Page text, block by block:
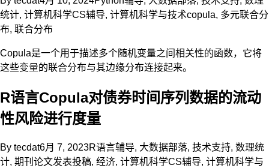
统计, 计算机科学CS辅导, 计算机科学与技术copula, 多元联合分
布, 联合分布
Copula是一个用于描述多个随机变量之间相关性的函数，它将
这些变量的联合分布与其边缘分布连接起来。
R语言Copula对债券时间序列数据的流动
性风险进行度量
By tecdat6月 7, 2023R语言辅导, 大数据部落, 技术支持, 数理统
计, 期刊论文发表投稿, 经济, 计算机科学CS辅导, 计算机科学与